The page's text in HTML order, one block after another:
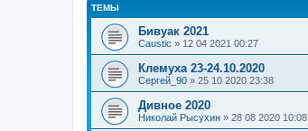
ТЕМЫ
Бивуак 2021
Caustic » 12 04 2021 00:27
Клемуха 23-24.10.2020
Сергей_90 » 25 10 2020 23:38
Дивное 2020
Николай Рысухин » 28 08 2020 10:08